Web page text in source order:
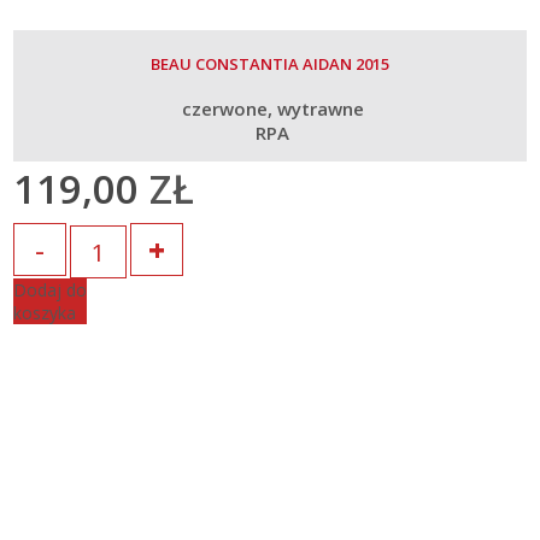
BEAU CONSTANTIA AIDAN 2015
czerwone wytrawne
RPA
119,00 ZŁ
Dodaj do
koszyka